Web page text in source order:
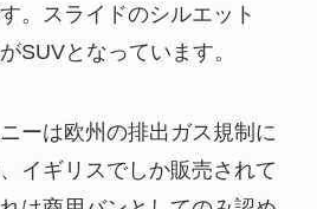
。スライドのシルエット
SUVとなっています。
ーは欧州の排出ガス規制に
イギリスでしか販売されて